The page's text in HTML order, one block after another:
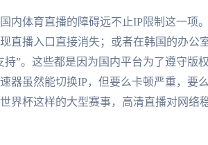
内体育直播的障碍远不止IP限制这一项
直播入口直接消失；或者在韩国的办公
持”。这些都是因为国内平台为了遵守版
器虽然能切换IP，但要么卡顿严重，要
界杯这样的大型赛事，高清直播对网络